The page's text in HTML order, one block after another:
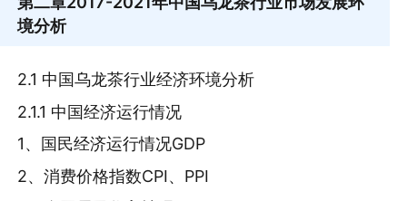
境分析
2.1 中国乌龙茶行业经济环境分析
2.1.1 中国经济运行情况
1、国民经济运行情况GDP
2、消费价格指数CPI、PPI